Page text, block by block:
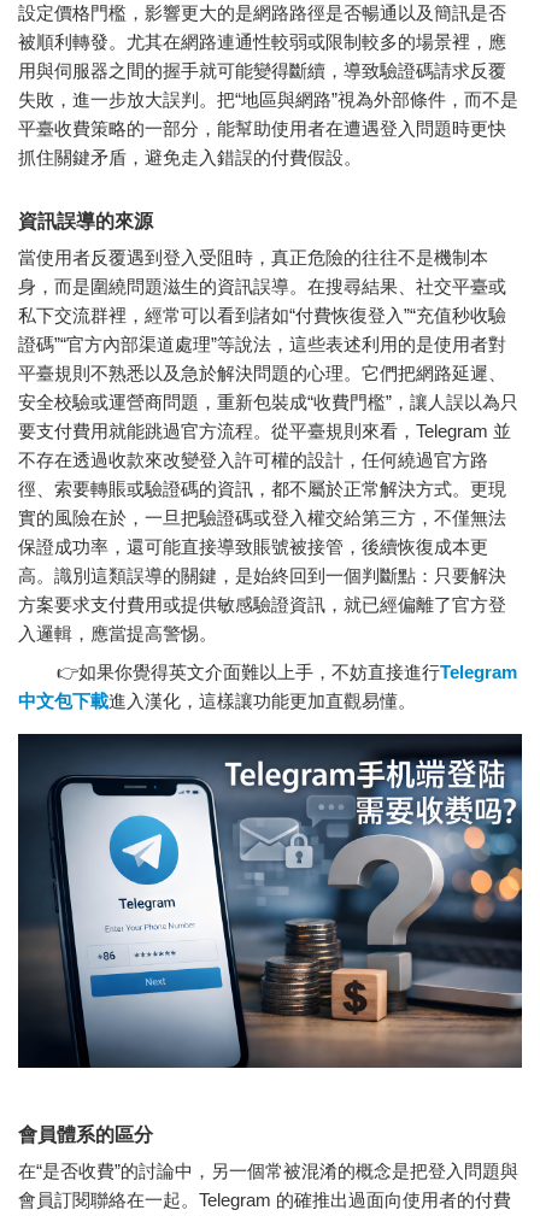
設定價格門檻，影響更大的是網路路徑是否暢通以及簡訊是否
被順利轉發。尤其在網路連通性較弱或限制較多的場景裡，應
用與伺服器之間的握手就可能變得斷續，導致驗證碼請求反覆
失敗，進一步放大誤判。把“地區與網路”視為外部條件，而不是
平臺收費策略的一部分，能幫助使用者在遭遇登入問題時更快
抓住關鍵矛盾，避免走入錯誤的付費假設。
資訊誤導的來源
當使用者反覆遇到登入受阻時，真正危險的往往不是機制本
身，而是圍繞問題滋生的資訊誤導。在搜尋結果、社交平臺或
私下交流群裡，經常可以看到諸如“付費恢復登入”“充值秒收驗
證碼”“官方內部渠道處理”等說法，這些表述利用的是使用者對
平臺規則不熟悉以及急於解決問題的心理。它們把網路延遲、
安全校驗或運營商問題，重新包裝成“收費門檻”，讓人誤以為只
要支付費用就能跳過官方流程。從平臺規則來看，Telegram 並
不存在透過收款來改變登入許可權的設計，任何繞過官方路
徑、索要轉賬或驗證碼的資訊，都不屬於正常解決方式。更現
實的風險在於，一旦把驗證碼或登入權交給第三方，不僅無法
保證成功率，還可能直接導致賬號被接管，後續恢復成本更
高。識別這類誤導的關鍵，是始終回到一個判斷點：只要解決
方案要求支付費用或提供敏感驗證資訊，就已經偏離了官方登
入邏輯，應當提高警惕。
👉如果你覺得英文介面難以上手，不妨直接進行Telegram
中文包下載進入漢化，這樣讓功能更加直觀易懂。
會員體系的區分
在“是否收費”的討論中，另一個常被混淆的概念是把登入問題與
會員訂閱聯絡在一起。Telegram 的確推出過面向使用者的付費